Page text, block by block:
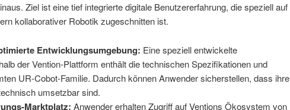
Ziel ist eine tief integrierte digitale Benutzererfahrung, die speziell auf
kollaborativer Robotik zugeschnitten ist.
Entwicklungsumgebung: Eine speziell entwickelte
der Vention-Plattform enthält die technischen Spezifikationen und
UR-Cobot-Familie. Dadurch können Anwender sicherstellen, dass ihre
umsetzbar sind.
Marktplatz: Anwender erhalten Zugriff auf Ventions Ökosystem von